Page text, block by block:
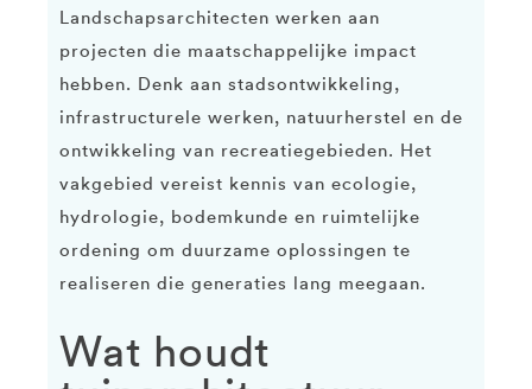
Landschapsarchitecten werken aan
projecten die maatschappelijke impact
hebben. Denk aan stadsontwikkeling,
infrastructurele werken, natuurherstel en de
ontwikkeling van recreatiegebieden. Het
vakgebied vereist kennis van ecologie,
hydrologie, bodemkunde en ruimtelijke
ordening om duurzame oplossingen te
realiseren die generaties lang meegaan.
Wat houdt